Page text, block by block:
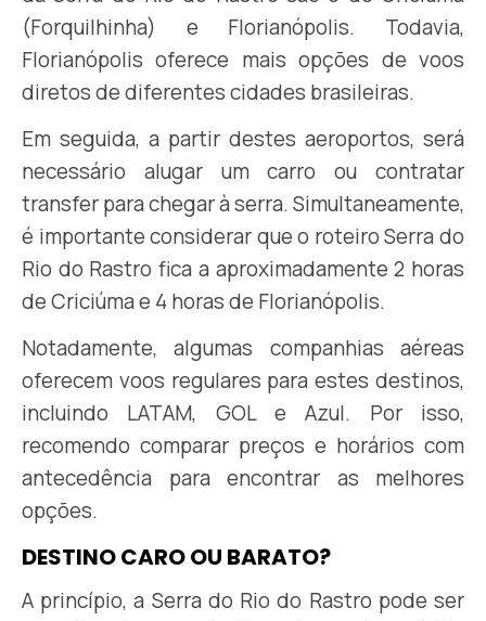
(Forquilhinha) e Florianópolis. Todavia,
Florianópolis oferece mais opções de voos
diretos de diferentes cidades brasileiras.
Em seguida, a partir destes aeroportos, será
necessário alugar um carro ou contratar
transfer para chegar à serra. Simultaneamente,
é importante considerar que o roteiro Serra do
Rio do Rastro fica a aproximadamente 2 horas
de Criciúma e 4 horas de Florianópolis.
Notadamente, algumas companhias aéreas
oferecem voos regulares para estes destinos,
incluindo LATAM, GOL e Azul. Por isso,
recomendo comparar preços e horários com
antecedência para encontrar as melhores
opções.
DESTINO CARO OU BARATO?
A princípio, a Serra do Rio do Rastro pode ser